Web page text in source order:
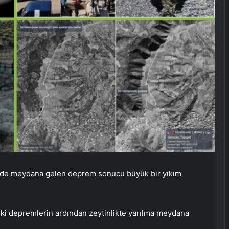
meydana gelen deprem sonucu büyük bir yıkım
depremlerin ardından zeytinlikte yarılma meydana